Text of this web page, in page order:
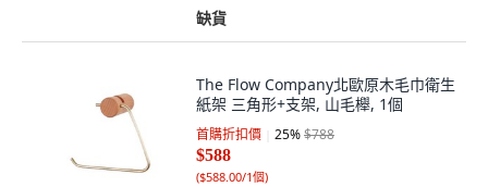
缺貨
The Flow Company北歐原木毛巾衛生
紙架 三角形+支架, 山毛櫸, 1個
首購折扣價 25%$788
$588
($588.00/1個)